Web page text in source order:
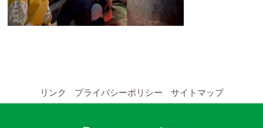
留学コースのご案内
週末コース
リンク プライバシーポリシー サイトマップ